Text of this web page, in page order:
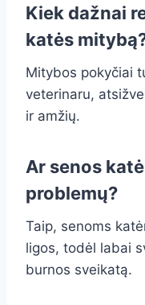
Kiek dažnai
katės
Mitybos pokyčiai
veterinaru,
ir amžių.
Ar senos
problemų?
Taip, senoms
ligos, todėl labai
burnos sveikatą.